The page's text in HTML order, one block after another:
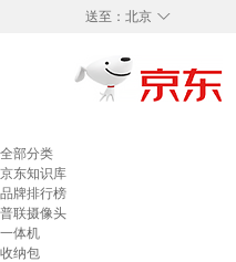
◇
送至： 北京
全部分类
京东知识库
品牌排行榜
普联摄像头
一体机
收纳包